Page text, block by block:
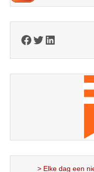
Facebook
Twitter
LinkedIn
> Elke dag een